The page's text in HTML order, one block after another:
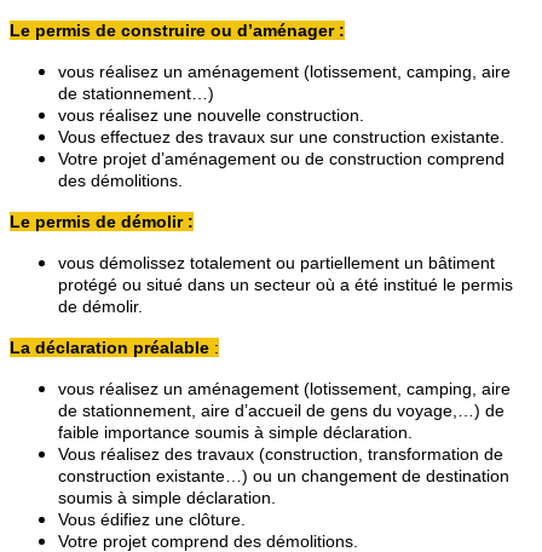
Le permis de construire ou d’aménager :
vous réalisez un aménagement (lotissement, camping, aire
de stationnement…)
vous réalisez une nouvelle construction.
Vous effectuez des travaux sur une construction existante.
Votre projet d’aménagement ou de construction comprend
des démolitions.
Le permis de démolir :
vous démolissez totalement ou partiellement un bâtiment
protégé ou situé dans un secteur où a été institué le permis
de démolir.
La déclaration préalable :
vous réalisez un aménagement (lotissement, camping, aire
de stationnement, aire d’accueil de gens du voyage,…) de
faible importance soumis à simple déclaration.
Vous réalisez des travaux (construction, transformation de
construction existante…) ou un changement de destination
soumis à simple déclaration.
Vous édifiez une clôture.
Votre projet comprend des démolitions.